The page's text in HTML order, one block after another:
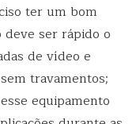
ter um bom
ser rápido o
de vídeo e
travamentos;
esse equipamento